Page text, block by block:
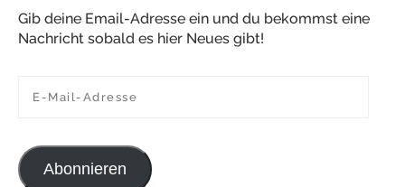
Gib deine Email-Adresse ein und du bekommst eine
Nachricht sobald es hier Neues gibt!
Abonnieren